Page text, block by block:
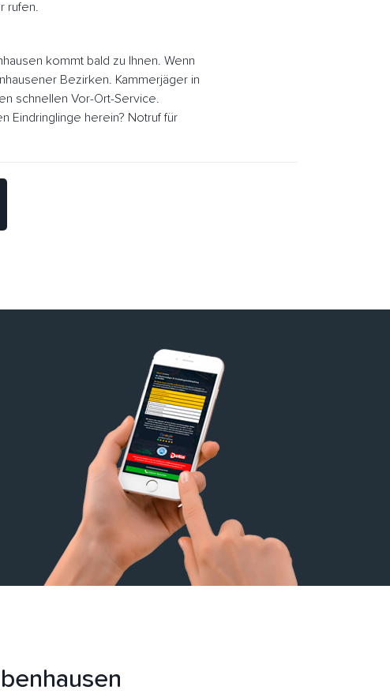
rufen.
kommt bald zu Ihnen. Wenn
Bezirken. Kammerjäger in
schnellen Vor-Ort-Service.
Eindringlinge herein? Notruf für